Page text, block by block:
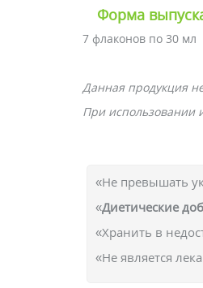
Форма
7 флаконов по 30 мл
Данная продукция
При использовании
«Не превышать
«Диетические
«Хранить в
«Не является